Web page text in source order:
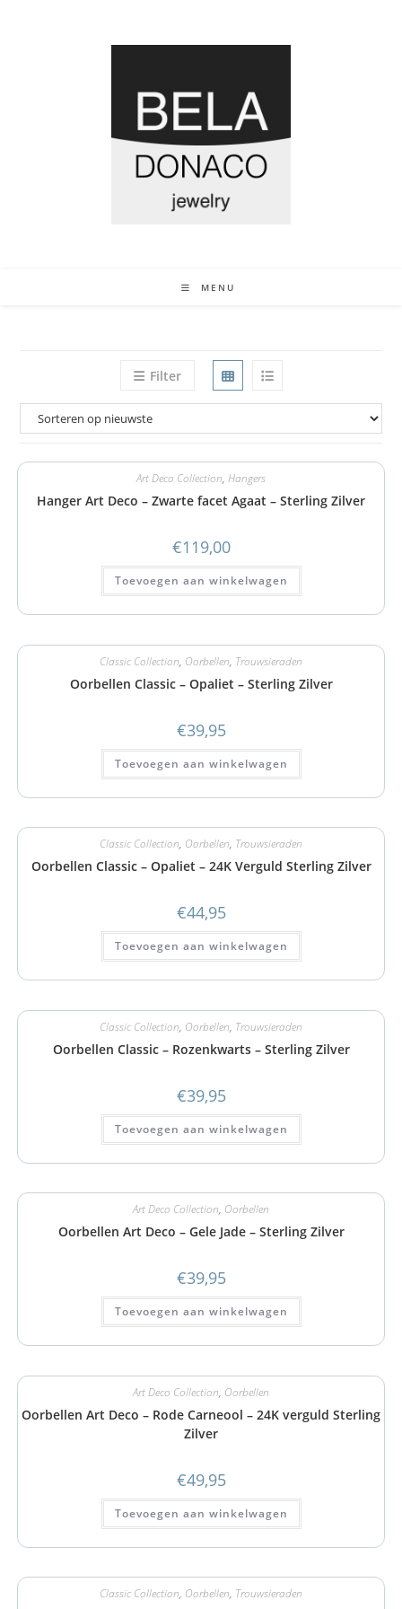
MENU
Filter
Art Deco Collection, Hangers
Hanger Art Deco – Zwarte facet Agaat – Sterling Zilver
€119,00
Toevoegen aan winkelwagen
Classic Collection, Oorbellen, Trouwsieraden
Oorbellen Classic – Opaliet – Sterling Zilver
€39,95
Toevoegen aan winkelwagen
Classic Collection, Oorbellen, Trouwsieraden
Oorbellen Classic – Opaliet – 24K Verguld Sterling Zilver
€44,95
Toevoegen aan winkelwagen
Classic Collection, Oorbellen, Trouwsieraden
Oorbellen Classic – Rozenkwarts – Sterling Zilver
€39,95
Toevoegen aan winkelwagen
Art Deco Collection, Oorbellen
Oorbellen Art Deco – Gele Jade – Sterling Zilver
€39,95
Toevoegen aan winkelwagen
Art Deco Collection, Oorbellen
Oorbellen Art Deco – Rode Carneool – 24K verguld Sterling
Zilver
€49,95
Toevoegen aan winkelwagen
Classic Collection, Oorbellen, Trouwsieraden